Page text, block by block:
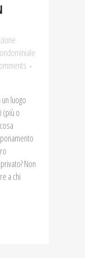
luogo
(più o
Non
a chi